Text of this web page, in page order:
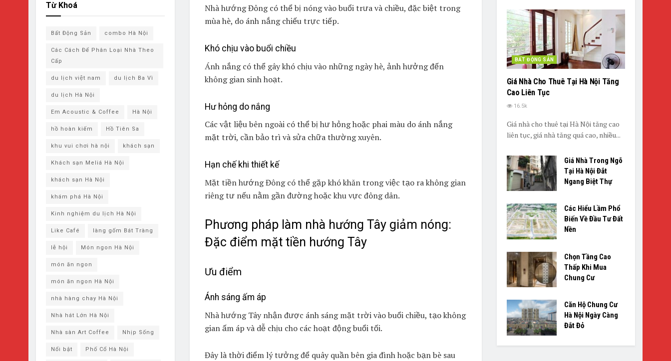
Nhà hướng Đông có thể bị nóng vào buổi trưa và chiều, đặc biệt trong
mùa hè, do ánh nắng chiếu trực tiếp.
Khó chịu vào buổi chiều
Ánh nắng có thể gây khó chịu vào những ngày hè, ảnh hưởng đến
không gian sinh hoạt.
Hư hỏng do nắng
Các vật liệu bên ngoài có thể bị hư hỏng hoặc phai màu do ánh nắng
mặt trời, cần bảo trì và sửa chữa thường xuyên.
Hạn chế khi thiết kế
Mặt tiền hướng Đông có thể gặp khó khăn trong việc tạo ra không gian
riêng tư nếu nằm gần đường hoặc khu vực đông dân.
Phương pháp làm nhà hướng Tây giảm nóng:
Đặc điểm mặt tiền hướng Tây
Ưu điểm
Ánh sáng ấm áp
Nhà hướng Tây nhận được ánh sáng mặt trời vào buổi chiều, tạo không
gian ấm áp và dễ chịu cho các hoạt động buổi tối.
Đây là thời điểm lý tưởng để quây quần bên gia đình hoặc bạn bè sau
Từ Khoá
Bất Động Sản combo Hà Nội
Các Cách Để Phân Loại Nhà Theo
Cấp
du lịch việt nam du lịch Ba Vì
du lịch ​Hà Nội
Em Acoustic & Coffee Hà Nội
hồ hoàn kiếm Hồ Tiên Sa
khu vui chơi hà nội khách sạn
Khách sạn Meliá Hà Nội
khách sạn ​Hà Nội
khám phá ​Hà Nội
Kinh nghiệm du lịch Hà Nội
Like Café làng gốm Bát Tràng
lễ hội Món ngon Hà Nội
món ăn ngon
món ăn ngon Hà Nội
nhà hàng chay Hà Nội
Nhà hát Lớn Hà Nội
Nhà sàn Art Coffee Nhịp Sống
Nổi bật Phố Cổ Hà Nội
BẤT ĐỘNG SẢN
Giá Nhà Cho Thuê Tại Hà Nội Tăng
Cao Liên Tục
16.5k
Giá nhà cho thuê tại Hà Nội tăng cao
liên tục, giá nhà tăng quá cao, nhiều...
Giá Nhà Trong Ngõ
Tại Hà Nội Đắt
Ngang Biệt Thự
Các Hiểu Lầm Phổ
Biến Về Đầu Tư Đất
Nền
Chọn Tầng Cao
Thấp Khi Mua
Chung Cư
Căn Hộ Chung Cư
Hà Nội Ngày Càng
Đắt Đỏ